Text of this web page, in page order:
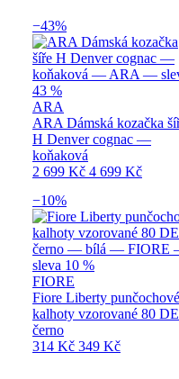
−43%
ARA
ARA Dámská kozačka
H Denver cognac —
koňaková
2 699 Kč 4 699 Kč
−10%
FIORE
Fiore Liberty punčochové
kalhoty vzorované 80
černo
314 Kč 349 Kč